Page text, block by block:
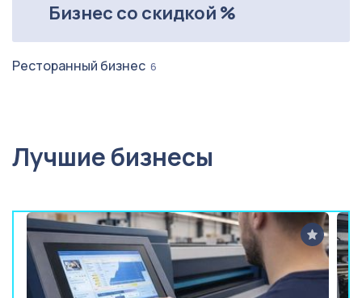
Бизнес со скидкой %
Ресторанный бизнес 6
Лучшие бизнесы